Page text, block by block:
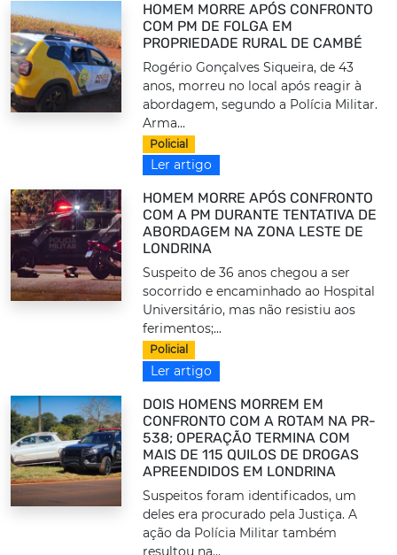
HOMEM MORRE APÓS CONFRONTO
COM PM DE FOLGA EM
PROPRIEDADE RURAL DE CAMBÉ
Rogério Gonçalves Siqueira, de 43
anos, morreu no local após reagir à
abordagem, segundo a Polícia Militar.
Arma...
Policial
Ler artigo
HOMEM MORRE APÓS CONFRONTO
COM A PM DURANTE TENTATIVA DE
ABORDAGEM NA ZONA LESTE DE
LONDRINA
Suspeito de 36 anos chegou a ser
socorrido e encaminhado ao Hospital
Universitário, mas não resistiu aos
ferimentos;...
Policial
Ler artigo
DOIS HOMENS MORREM EM
CONFRONTO COM A ROTAM NA PR-
538; OPERAÇÃO TERMINA COM
MAIS DE 115 QUILOS DE DROGAS
APREENDIDOS EM LONDRINA
Suspeitos foram identificados, um
deles era procurado pela Justiça. A
ação da Polícia Militar também
resultou na...